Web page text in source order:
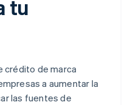
tu
crédito de marca
a aumentar la
las fuentes de